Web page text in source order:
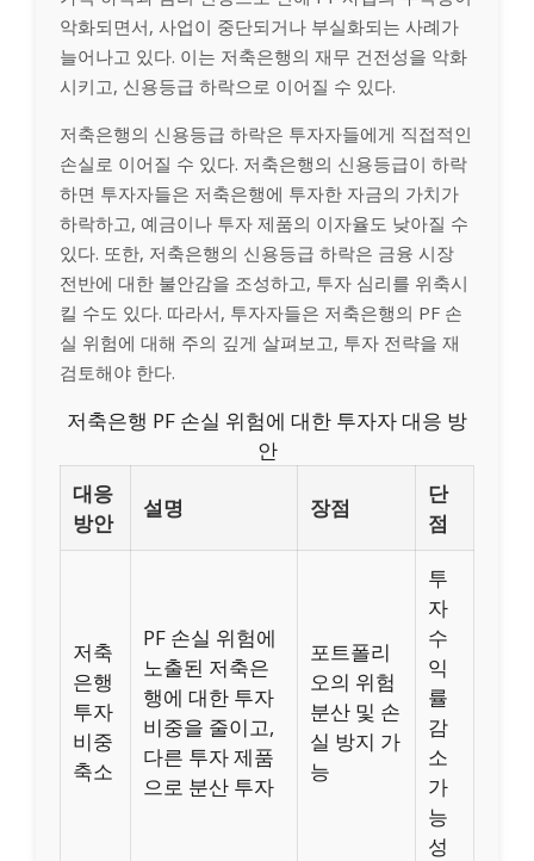
악화되면서, 사업이 중단되거나 부실화되는 사례가
늘어나고 있다. 이는 저축은행의 재무 건전성을 악화
시키고, 신용등급 하락으로 이어질 수 있다.
저축은행의 신용등급 하락은 투자자들에게 직접적인
손실로 이어질 수 있다. 저축은행의 신용등급이 하락
하면 투자자들은 저축은행에 투자한 자금의 가치가
하락하고, 예금이나 투자 제품의 이자율도 낮아질 수
있다. 또한, 저축은행의 신용등급 하락은 금융 시장
전반에 대한 불안감을 조성하고, 투자 심리를 위축시
킬 수도 있다. 따라서, 투자자들은 저축은행의 PF 손
실 위험에 대해 주의 깊게 살펴보고, 투자 전략을 재
검토해야 한다.
저축은행 PF 손실 위험에 대한 투자자 대응 방
안
대응
방안
설명 장점
단
점
저축
은행
투자
비중
축소
PF 손실 위험에
노출된 저축은
행에 대한 투자
비중을 줄이고,
다른 투자 제품
으로 분산 투자
포트폴리
오의 위험
분산 및 손
실 방지 가
능
투
자
수
익
률
감
소
가
능
성